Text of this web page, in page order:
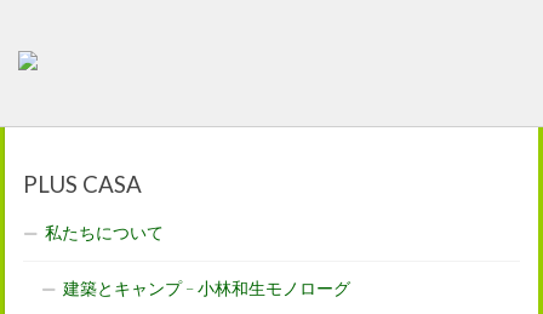
PLUS CASA
私たちについて
建築とキャンプ – 小林和生モノローグ